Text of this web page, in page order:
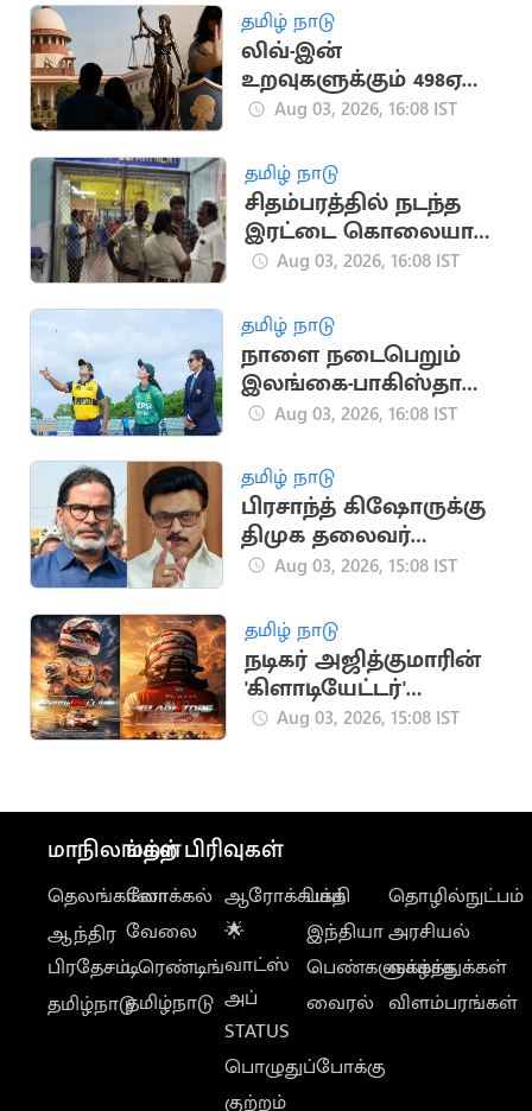
தமிழ் நாடு
லிவ்-இன்
உறவுகளுக்கும் 498ஏ
பிரிவு பாதுகாப்பு:
Aug 03, 2026, 16:08 IST
தமிழ் நாடு
சிதம்பரத்தில் நடந்த
இரட்டை கொலையால்
பரபரப்பு
Aug 03, 2026, 16:08 IST
தமிழ் நாடு
நாளை நடைபெறும்
இலங்கை-பாகிஸ்தான்
மகளிர் கடைசி டி20
Aug 03, 2026, 16:08 IST
தமிழ் நாடு
பிரசாந்த் கிஷோருக்கு
திமுக தலைவர்
மு.க.ஸ்டாலின்
Aug 03, 2026, 15:08 IST
தமிழ் நாடு
நடிகர் அஜித்குமாரின்
'கிளாடியேட்டர்'
ஆவணப்படத்தின்
Aug 03, 2026, 15:08 IST
மாநிலங்கள்
தெலங்கானா
ஆந்திர
பிரதேசம்
தமிழ்நாடு
மற்ற பிரிவுகள்
லோக்கல்
வேலை
டிரெண்டிங்
தமிழ்நாடு
ஆரோக்கியம்
🌟
வாட்ஸ்
அப்
STATUS
பொழுதுப்போக்கு
குற்றம்
பக்தி
இந்தியா
பெண்களுக்காக
வைரல்
தொழில்நுட்பம்
அரசியல்
வாழ்த்துக்கள்
விளம்பரங்கள்